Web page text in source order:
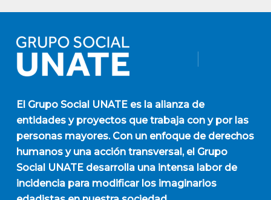
El Grupo Social UNATEes la alianza de
entidades y proyectos que trabaja con y por las
personas mayores. Con un enfoque de derechos
humanos y una acción transversal, el Grupo
Social UNATE desarrolla una intensa labor de
incidencia para modificar los imaginarios